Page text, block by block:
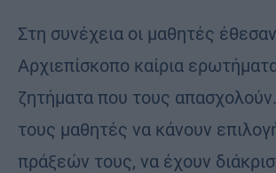
Στη συνέχεια οι μαθητές
Αρχιεπίσκοπο καίρια
ζητήματα που τους
τους μαθητές να κάνουν
πράξεών τους, να έχουν